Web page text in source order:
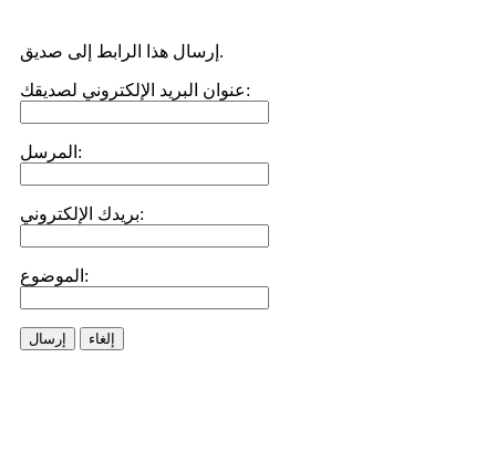
إرسال هذا الرابط إلى صديق.
عنوان البريد الإلكتروني لصديقك:
المرسل:
بريدك الإلكتروني:
الموضوع:
إرسال إلغاء